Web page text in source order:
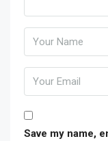
Save my name,